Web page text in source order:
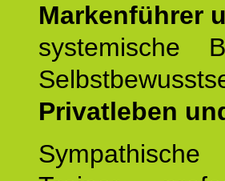
Markenführer
systemische
Privatleben